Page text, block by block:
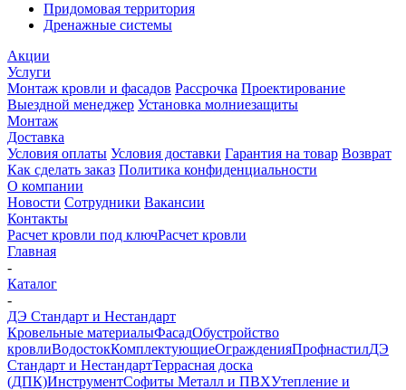
Придомовая территория
Дренажные системы
Акции
Услуги
Монтаж кровли и фасадов Рассрочка Проектирование
Выездной менеджер Установка молниезащиты
Монтаж
Доставка
Условия оплаты Условия доставки Гарантия на товар Возврат
Как сделать заказ Политика конфиденциальности
О компании
Новости Сотрудники Вакансии
Контакты
Расчет кровли под ключРасчет кровли
Главная
-
Каталог
-
ДЭ Стандарт и Нестандарт
Кровельные материалыФасадОбустройство
кровлиВодостокКомплектующиеОгражденияПрофнастилДЭ
Стандарт и НестандартТеррасная доска
(ДПК)ИнструментСофиты Металл и ПВХУтепление и